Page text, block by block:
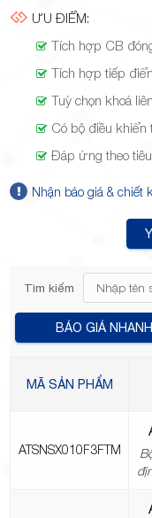
ƯU ĐIỂM:
Tích hợp CB
Tích hợp tiếp
Tuỳ chọn khoá
Có bộ điều
Đáp ứng theo
Nhận báo giá & chiết
Tìm kiếm
BÁO GIÁ NHANH
MÃ SẢN PHẨM
ATSNSX010F3FTM